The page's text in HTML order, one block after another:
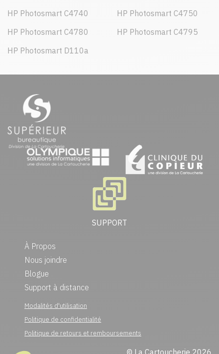
HP Photosmart C4740
HP Photosmart C4750
HP Photosmart C4780
HP Photosmart C4795
HP Photosmart D110a
SUPPORT
À Propos
Nous joindre
Blogue
Support à distance
Modalités d'utilisation
Politique de confidentialité
Politique de retours et remboursements
© La Cartoucherie 2026